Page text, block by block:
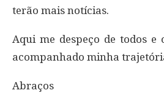
terão mais notícias.
Aqui me despeço de todos
acompanhado minha
Abraços